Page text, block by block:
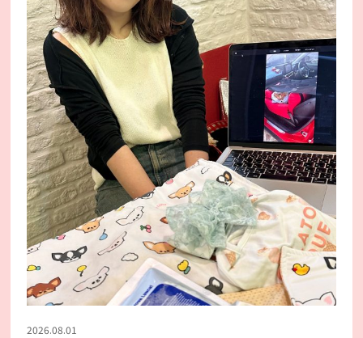
2026.08.01